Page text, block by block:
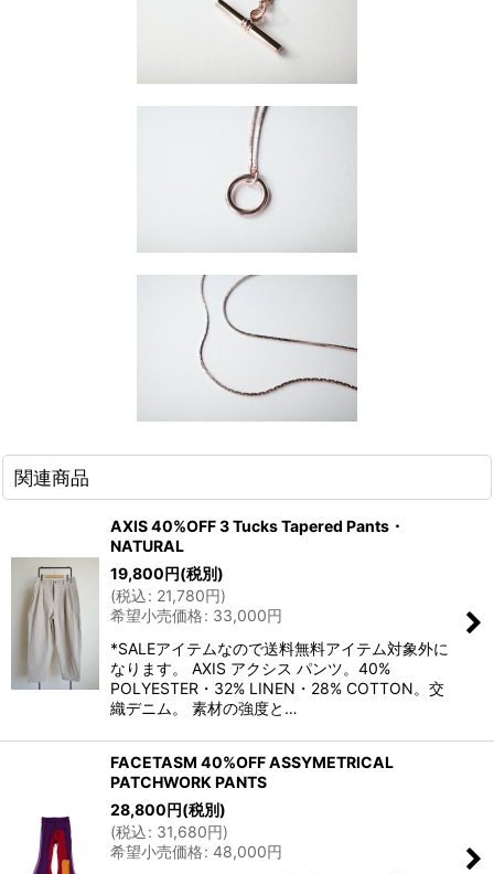
関連商品
AXIS 40%OFF 3 Tucks Tapered Pants・
NATURAL
19,800円(税別)
(税込: 21,780円)
希望小売価格: 33,000円
*SALEアイテムなので送料無料アイテム対象外に
なります。 AXIS アクシス パンツ。40%
POLYESTER・32% LINEN・28% COTTON。交
織デニム。 素材の強度と…
FACETASM 40%OFF ASSYMETRICAL
PATCHWORK PANTS
28,800円(税別)
(税込: 31,680円)
希望小売価格: 48,000円